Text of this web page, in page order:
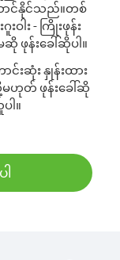
ာင်နိုင်သည်။တစ်
ဝါး - ကြိုးဖုန်း
န်းခေါ်ဆိုပါ။
င်းဆုံး နှုန်းထား
မဟုတ် ဖုန်းခေါ်ဆို
။